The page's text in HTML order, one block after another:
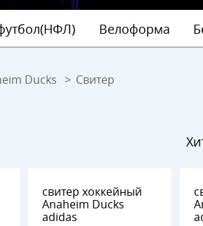
Велоформа
Ducks Свитер
свитер хоккейный
Anaheim Ducks
adidas